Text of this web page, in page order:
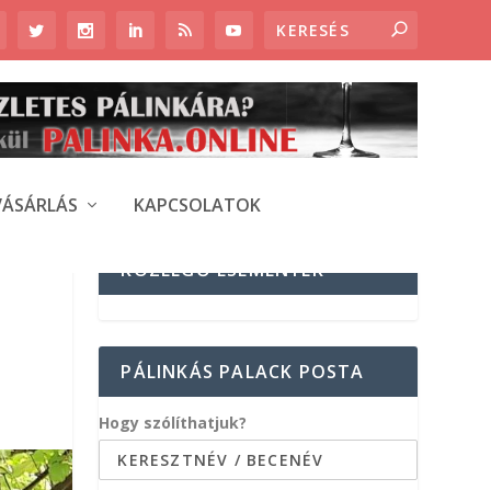
KAPCSOLATOK
KÖZELGŐ ESEMÉNYEK
PÁLINKÁS PALACK POSTA
Hogy szólíthatjuk?